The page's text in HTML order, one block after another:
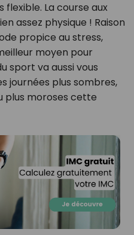
La course aux
assez physique ! Raison
propice au stress,
moyen pour
sport va aussi vous
journées plus sombres,
plus moroses cette